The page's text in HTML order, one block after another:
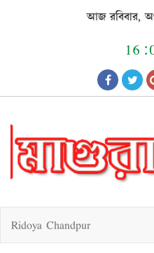
আজ রবিবার,
Ridoya Chandpur